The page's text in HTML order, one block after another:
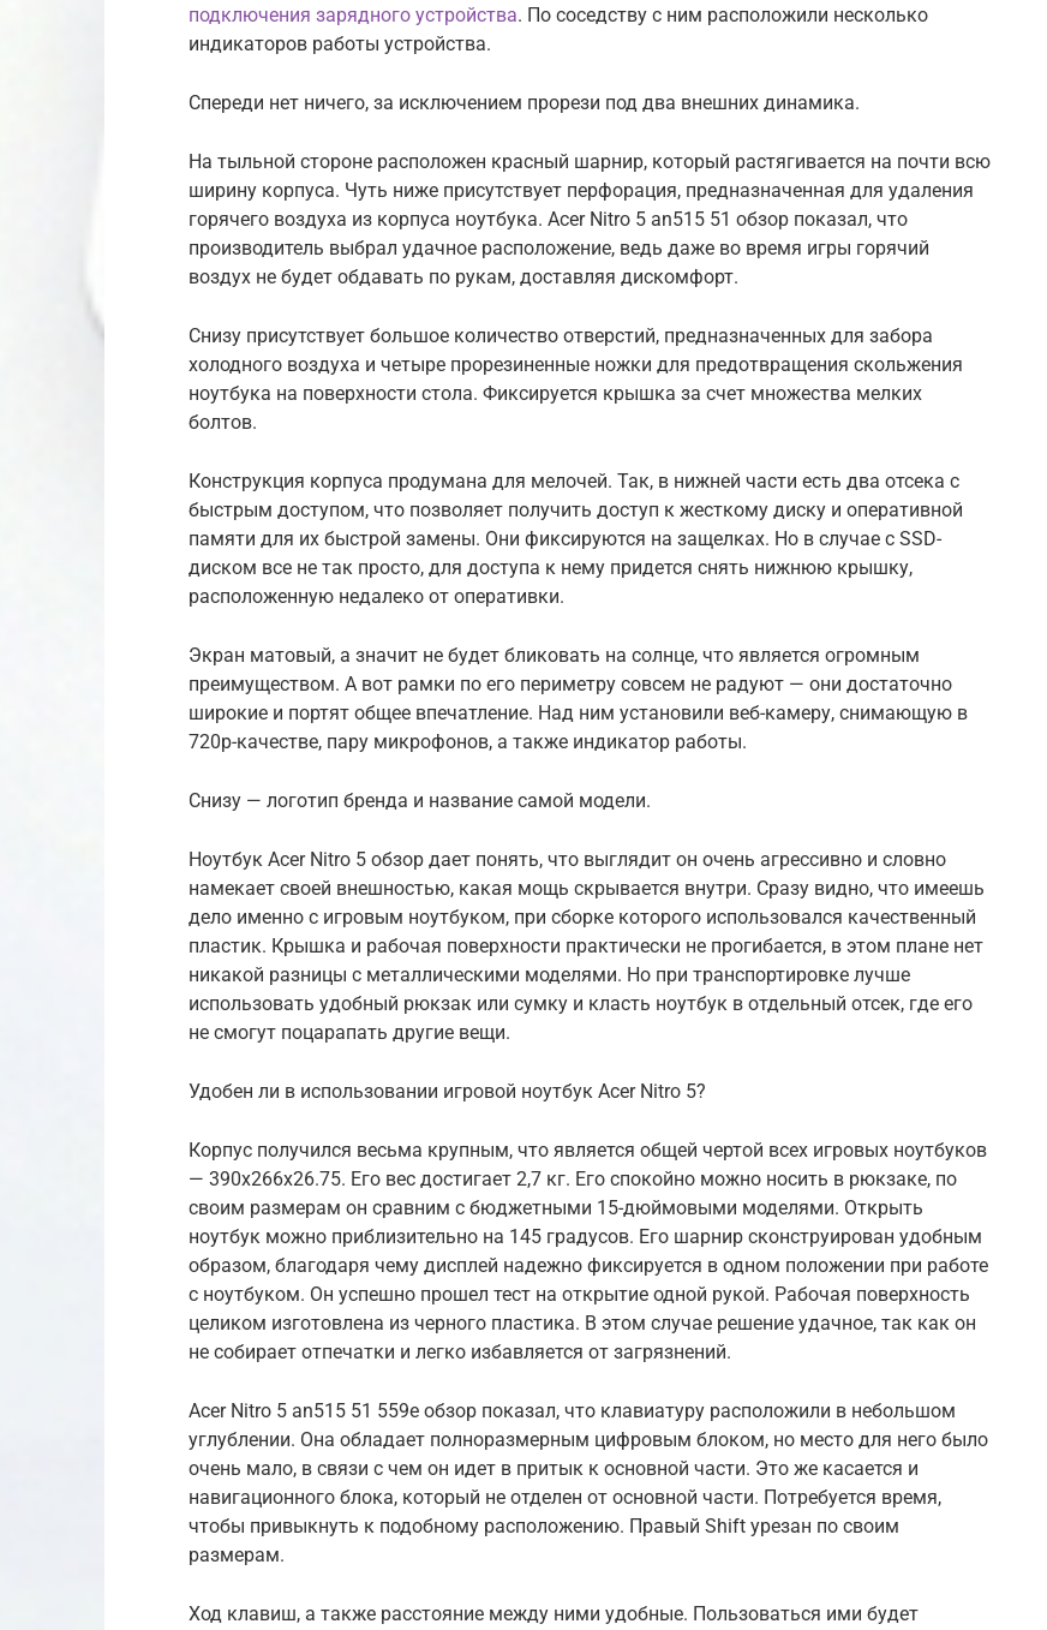
подключения зарядного устройства. По соседству с ним расположили несколько
индикаторов работы устройства.
Спереди нет ничего, за исключением прорези под два внешних динамика.
На тыльной стороне расположен красный шарнир, который растягивается на почти всю
ширину корпуса. Чуть ниже присутствует перфорация, предназначенная для удаления
горячего воздуха из корпуса ноутбука. Acer Nitro 5 an515 51 обзор показал, что
производитель выбрал удачное расположение, ведь даже во время игры горячий
воздух не будет обдавать по рукам, доставляя дискомфорт.
Снизу присутствует большое количество отверстий, предназначенных для забора
холодного воздуха и четыре прорезиненные ножки для предотвращения скольжения
ноутбука на поверхности стола. Фиксируется крышка за счет множества мелких
болтов.
Конструкция корпуса продумана для мелочей. Так, в нижней части есть два отсека с
быстрым доступом, что позволяет получить доступ к жесткому диску и оперативной
памяти для их быстрой замены. Они фиксируются на защелках. Но в случае с SSD-
диском все не так просто, для доступа к нему придется снять нижнюю крышку,
расположенную недалеко от оперативки.
Экран матовый, а значит не будет бликовать на солнце, что является огромным
преимуществом. А вот рамки по его периметру совсем не радуют — они достаточно
широкие и портят общее впечатление. Над ним установили веб-камеру, снимающую в
720p-качестве, пару микрофонов, а также индикатор работы.
Снизу — логотип бренда и название самой модели.
Ноутбук Acer Nitro 5 обзор дает понять, что выглядит он очень агрессивно и словно
намекает своей внешностью, какая мощь скрывается внутри. Сразу видно, что имеешь
дело именно с игровым ноутбуком, при сборке которого использовался качественный
пластик. Крышка и рабочая поверхности практически не прогибается, в этом плане нет
никакой разницы с металлическими моделями. Но при транспортировке лучше
использовать удобный рюкзак или сумку и класть ноутбук в отдельный отсек, где его
не смогут поцарапать другие вещи.
Удобен ли в использовании игровой ноутбук Acer Nitro 5?
Корпус получился весьма крупным, что является общей чертой всех игровых ноутбуков
— 390x266x26.75. Его вес достигает 2,7 кг. Его спокойно можно носить в рюкзаке, по
своим размерам он сравним с бюджетными 15-дюймовыми моделями. Открыть
ноутбук можно приблизительно на 145 градусов. Его шарнир сконструирован удобным
образом, благодаря чему дисплей надежно фиксируется в одном положении при работе
с ноутбуком. Он успешно прошел тест на открытие одной рукой. Рабочая поверхность
целиком изготовлена из черного пластика. В этом случае решение удачное, так как он
не собирает отпечатки и легко избавляется от загрязнений.
Acer Nitro 5 an515 51 559e обзор показал, что клавиатуру расположили в небольшом
углублении. Она обладает полноразмерным цифровым блоком, но место для него было
очень мало, в связи с чем он идет в притык к основной части. Это же касается и
навигационного блока, который не отделен от основной части. Потребуется время,
чтобы привыкнуть к подобному расположению. Правый Shift урезан по своим
размерам.
Ход клавиш, а также расстояние между ними удобные. Пользоваться ими будет